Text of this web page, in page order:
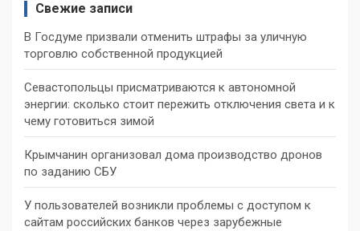
Свежие записи
В Госдуме призвали отменить штрафы за уличную
торговлю собственной продукцией
Севастопольцы присматриваются к автономной
энергии: сколько стоит пережить отключения света и к
чему готовиться зимой
Крымчанин организовал дома производство дронов
по заданию СБУ
У пользователей возникли проблемы с доступом к
сайтам российских банков через зарубежные